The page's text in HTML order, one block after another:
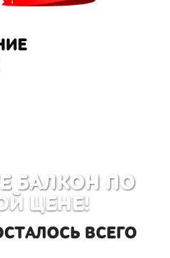
БАЛКОН ПО
ЦЕНЕ!
ВСЕГО